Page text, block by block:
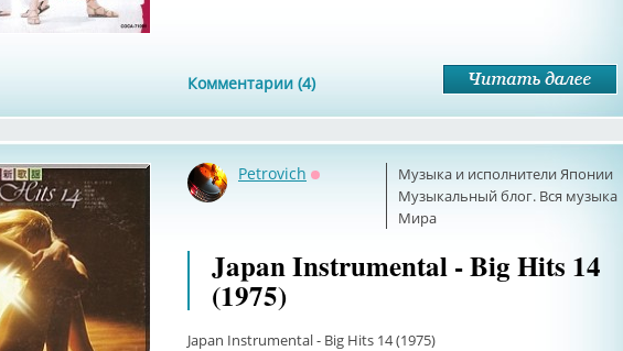
Комментарии (4)
Музыка и исполнители Японии
Музыкальный блог. Вся музыка
Мира
Petrovich
Japan Instrumental - Big Hits 14
(1975)
Japan Instrumental - Big Hits 14 (1975)